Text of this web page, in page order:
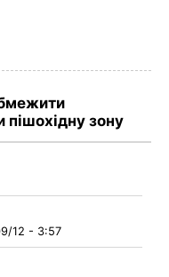
зону
12 - 3:57